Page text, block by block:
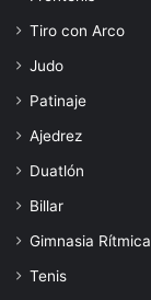
Tiro con Arco
Judo
Patinaje
Ajedrez
Duatlón
Billar
Gimnasia Rítmica
Tenis